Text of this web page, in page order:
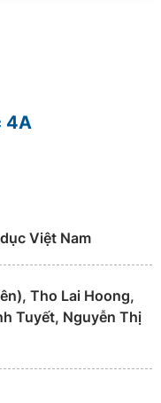
4A
Việt Nam
Tho Lai Hoong,
Tuyết, Nguyễn Thị